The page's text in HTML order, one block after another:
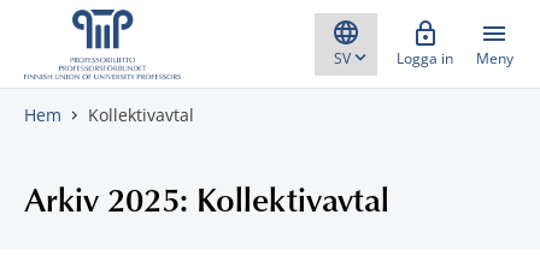
Gå direkt till innehåll
Logga in Meny
Hem Kollektivavtal
Arkiv 2025: Kollektivavtal